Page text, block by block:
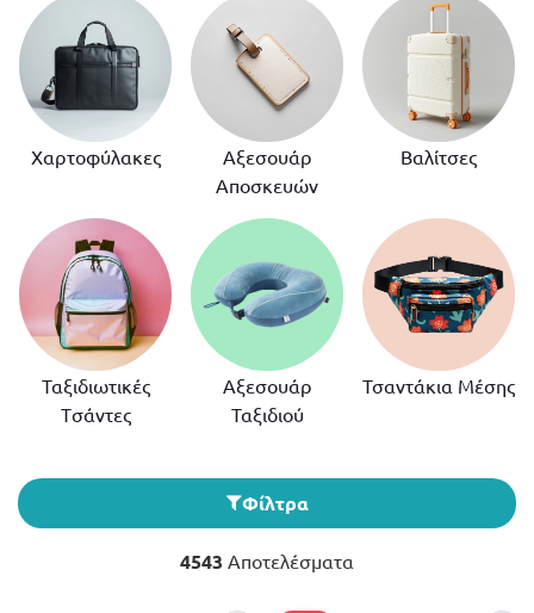
Χαρτοφύλακες
Αξεσουάρ
Αποσκευών
Βαλίτσες
Ταξιδιωτικές
Tσάντες
Αξεσουάρ
Ταξιδιού
Τσαντάκια Μέσης
Φίλτρα
4543 Αποτελέσματα